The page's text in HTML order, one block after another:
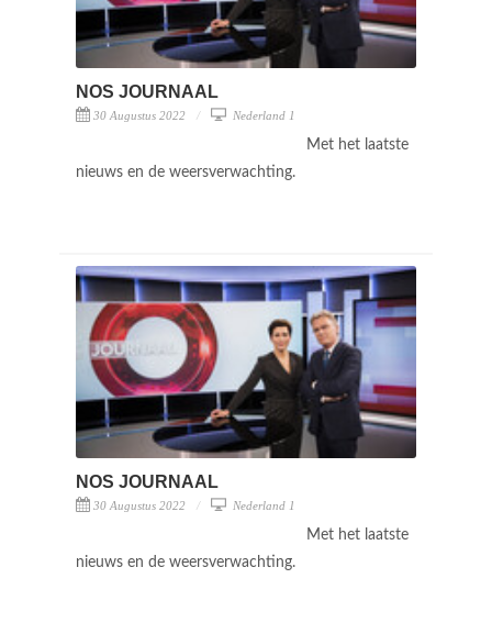
NOS JOURNAAL
30 Augustus 2022 Nederland 1
Met het laatste
nieuws en de weersverwachting.
NOS JOURNAAL
30 Augustus 2022 Nederland 1
Met het laatste
nieuws en de weersverwachting.